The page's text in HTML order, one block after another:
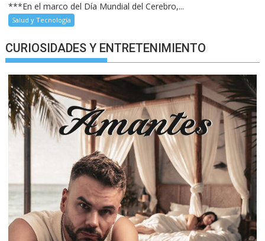
***En el marco del Día Mundial del Cerebro,...
Salud y Tecnología
CURIOSIDADES Y ENTRETENIMIENTO